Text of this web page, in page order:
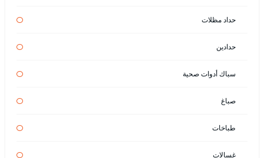
حداد مظلات
حدادين
سباك أدوات صحية
صباغ
طباخات
غسالات